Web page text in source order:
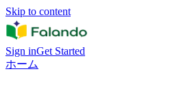
Skip to content
Sign inGet Started
ホーム